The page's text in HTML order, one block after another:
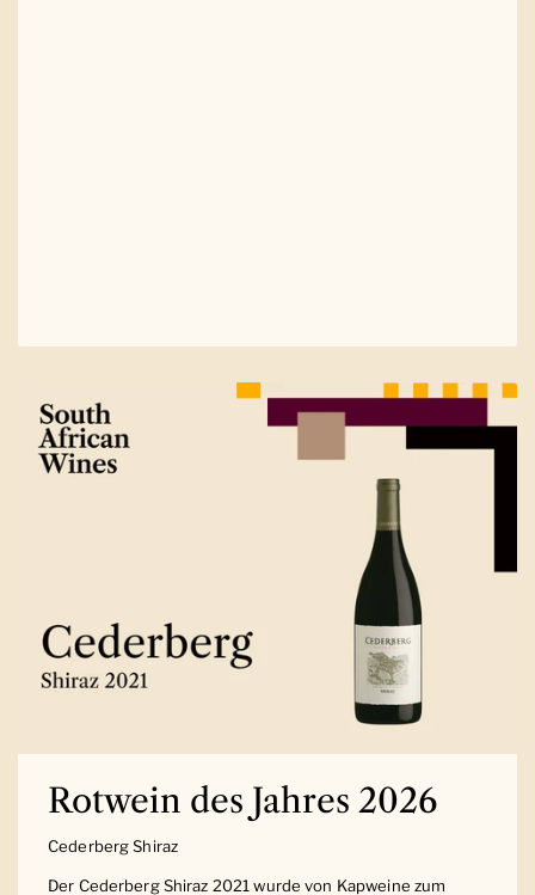
Rotwein des Jahres 2026
Cederberg Shiraz
Der Cederberg Shiraz 2021 wurde von Kapweine zum